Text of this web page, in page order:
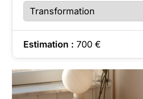
Estimation : 700 €